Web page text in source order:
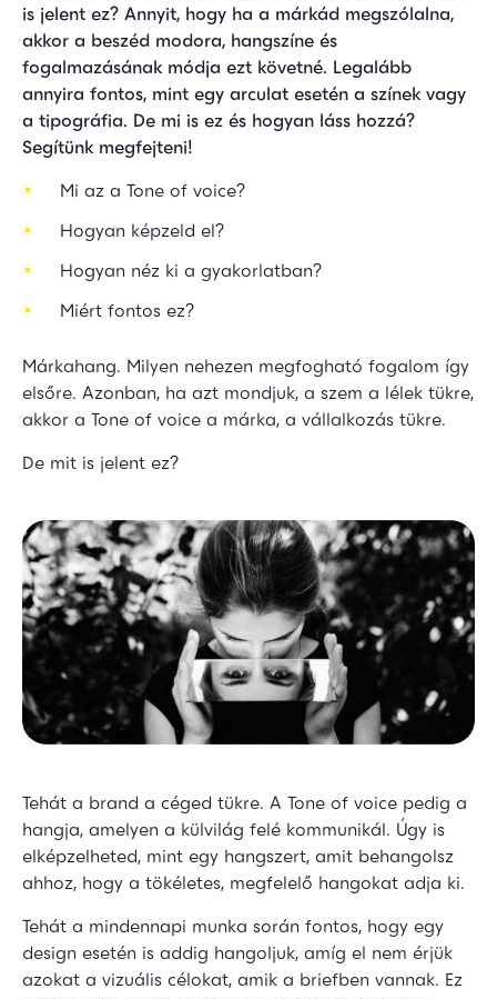
is jelent ez? Annyit, hogy ha a márkád megszólalna,
akkor a beszéd modora, hangszíne és
fogalmazásának módja ezt követné. Legalább
annyira fontos, mint egy arculat esetén a színek vagy
a tipográfia. De mi is ez és hogyan láss hozzá?
Segítünk megfejteni!
Mi az a Tone of voice?
Hogyan képzeld el?
Hogyan néz ki a gyakorlatban?
Miért fontos ez?
Márkahang. Milyen nehezen megfogható fogalom így
elsőre. Azonban, ha azt mondjuk, a szem a lélek tükre,
akkor a Tone of voice a márka, a vállalkozás tükre.
De mit is jelent ez?
Tehát a brand a céged tükre. A Tone of voice pedig a
hangja, amelyen a külvilág felé kommunikál. Úgy is
elképzelheted, mint egy hangszert, amit behangolsz
ahhoz, hogy a tökéletes, megfelelő hangokat adja ki.
Tehát a mindennapi munka során fontos, hogy egy
design esetén is addig hangoljuk, amíg el nem érjük
azokat a vizuális célokat, amik a briefben vannak. Ez